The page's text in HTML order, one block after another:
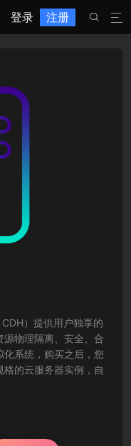
登录 注册 

）提供用户独享的
物理隔离、安全、合
系统，购买之后，您
的云服务器实例，自